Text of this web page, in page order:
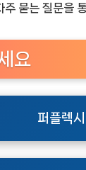
묻는 질문을
요
퍼플렉